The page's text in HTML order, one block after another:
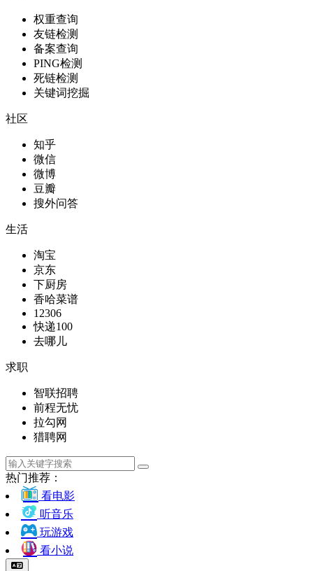
权重查询
友链检测
备案查询
PING检测
死链检测
关键词挖掘
社区
知乎
微信
微博
豆瓣
搜外问答
生活
淘宝
京东
下厨房
香哈菜谱
12306
快递100
去哪儿
求职
智联招聘
前程无忧
拉勾网
猎聘网
热门推荐：
看电影
听音乐
玩游戏
看小说